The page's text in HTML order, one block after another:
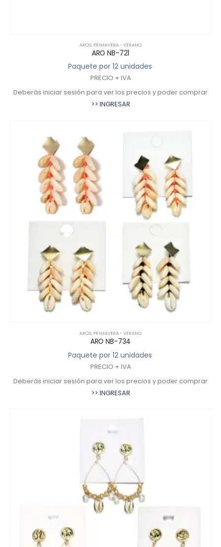
AROS, PRIMAVERA - VERANO
ARO NB-721
Paquete por 12 unidades
PRECIO + IVA
Deberás iniciar sesión para ver los precios y poder comprar
>> INGRESAR
AROS, PRIMAVERA - VERANO
ARO NB-734
Paquete por 12 unidades
PRECIO + IVA
Deberás iniciar sesión para ver los precios y poder comprar
>> INGRESAR